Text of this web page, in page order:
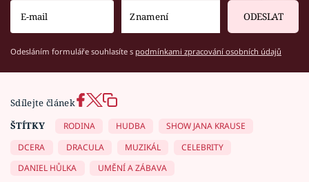
ODESLAT
Odesláním formuláře souhlasíte s podmínkami zpracování osobních údajů
Sdílejte článek
ŠTÍTKY
RODINA HUDBA
SHOW JANA KRAUSE
DCERA
DRACULA MUZIKÁL
CELEBRITY
DANIEL HŮLKA
UMĚNÍ A ZÁBAVA